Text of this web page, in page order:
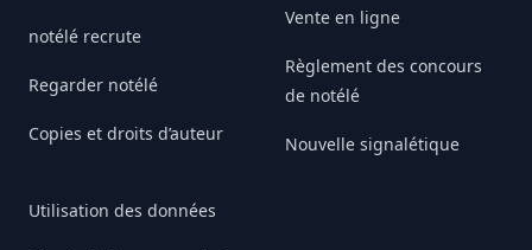
notélé recrute
Regarder notélé
Copies et droits d’auteur
Utilisation des données
Vente en ligne
Règlement des concours
de notélé
Nouvelle signalétique